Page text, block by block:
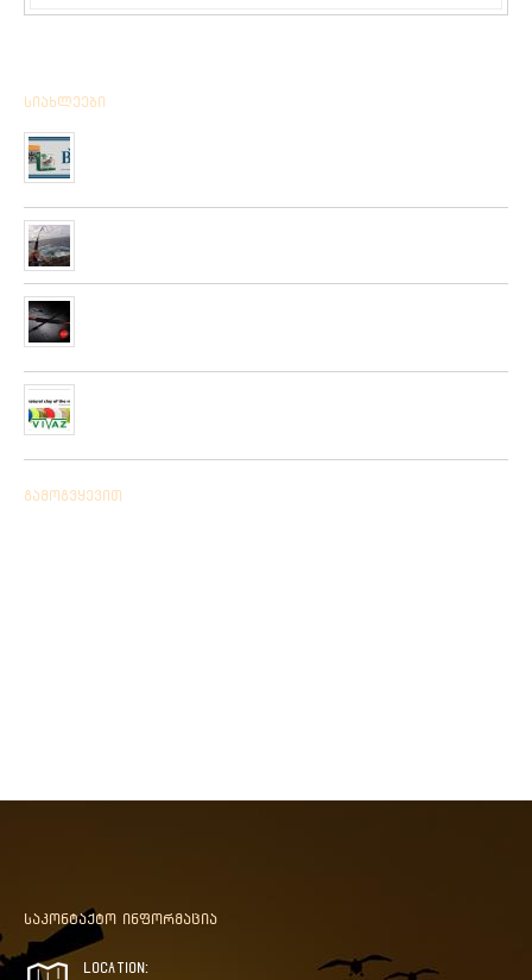
სიახლეები
გამოგვყევით
საკონტაქტო ინფორმაცია
Location: